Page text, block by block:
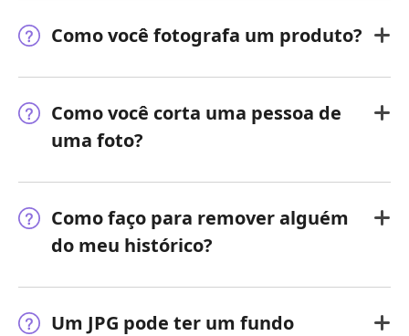
Como você fotografa um produto?
Como você corta uma pessoa de
uma foto?
Como faço para remover alguém
do meu histórico?
Um JPG pode ter um fundo